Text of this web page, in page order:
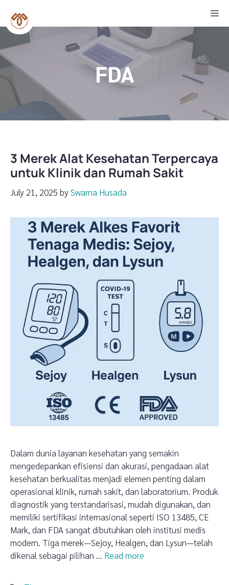
content
FDA
3 Merek Alat Kesehatan Terpercaya
untuk Klinik dan Rumah Sakit
July 21, 2025 bySwarna Husada
Dalam dunia layanan kesehatan yang semakin
mengedepankan efisiensi dan akurasi, pengadaan alat
kesehatan berkualitas menjadi elemen penting dalam
operasional klinik, rumah sakit, dan laboratorium. Produk
diagnostik yang terstandarisasi, mudah digunakan, dan
memiliki sertifikasi internasional seperti ISO 13485, CE
Mark, dan FDA sangat dibutuhkan oleh institusi medis
modern. Tiga merek—Sejoy, Healgen, dan Lysun—telah
dikenal sebagai pilihan … Read more